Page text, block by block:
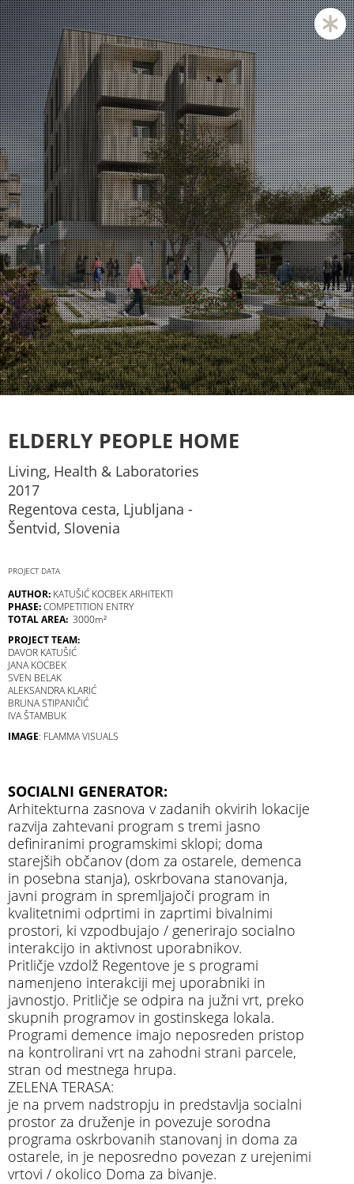
Zagreb and Ljubljana based KatušićKocbek Arhitekti is
a medium sized office, with licensed architects in both
countries.
Personal involvement is the way we approach all of
our projects, whether they are small or large,
corporate is not our issue.
Experience with a complex projects like laboratories
and hospitals is one of our strengths.
ELDERLY PEOPLE HOME
Living, Health & Laboratories
2017
Regentova cesta, Ljubljana -
Šentvid, Slovenia
PROJECT DATA
AUTHOR: KATUŠIĆ KOCBEK ARHITEKTI
PHASE:COMPETITION ENTRY
TOTAL AREA: 3000m²
PROJECT TEAM:
DAVOR KATUŠIĆ
JANA KOCBEK
SVEN BELAK
ALEKSANDRA KLARIĆ
BRUNA STIPANIČIĆ
IVA ŠTAMBUK
IMAGE: FLAMMA VISUALS
SOCIALNI GENERATOR:
Arhitekturna zasnova v zadanih okvirih lokacije
razvija zahtevani program s tremi jasno
definiranimi programskimi sklopi; doma
starejših občanov (dom za ostarele, demenca
in posebna stanja), oskrbovana stanovanja,
javni program in spremljajoči program in
kvalitetnimi odprtimi in zaprtimi bivalnimi
prostori, ki vzpodbujajo / generirajo socialno
interakcijo in aktivnost uporabnikov.
Pritličje vzdolž Regentove je s programi
namenjeno interakciji mej uporabniki in
javnostjo. Pritličje se odpira na južni vrt, preko
skupnih programov in gostinskega lokala.
Programi demence imajo neposreden pristop
na kontrolirani vrt na zahodni strani parcele,
stran od mestnega hrupa.
ZELENA TERASA:
je na prvem nadstropju in predstavlja socialni
prostor za druženje in povezuje sorodna
programa oskrbovanih stanovanj in doma za
ostarele, in je neposredno povezan z urejenimi
vrtovi / okolico Doma za bivanje.